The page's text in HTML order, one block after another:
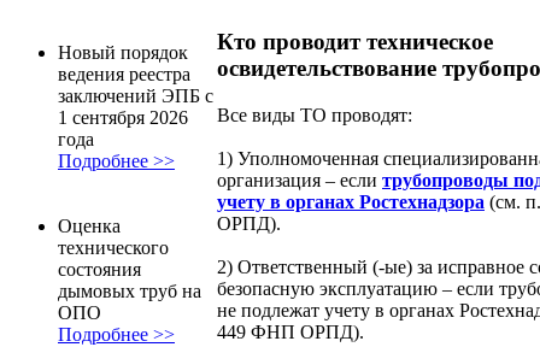
Новый порядок
ведения реестра
заключений ЭПБ с
1 сентября 2026
года
Подробнее >>
Оценка
технического
состояния
дымовых труб на
ОПО
Подробнее >>
Кто проводит техническое
освидетельствование
Все виды ТО проводят:
1) Уполномоченная
организация – если трубопроводы
учету в органах Ростехнадзора (см.
ОРПД).
2) Ответственный (-ые) за исправное
безопасную эксплуатацию – если
не подлежат учету в органах
449 ФНП ОРПД).